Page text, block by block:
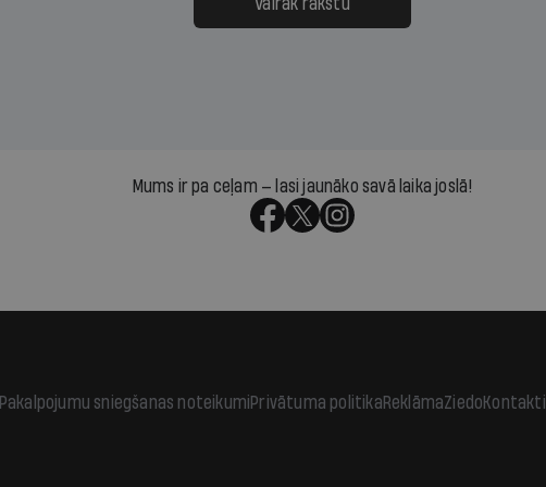
pirms nākamās sapulces
meteovērojumus arī tad,
Mums ir pa ceļam — lasi jaunāko savā laika joslā!
Pakalpojumu sniegšanas noteikumiPrivātuma politikaReklāmaZiedoKontakti